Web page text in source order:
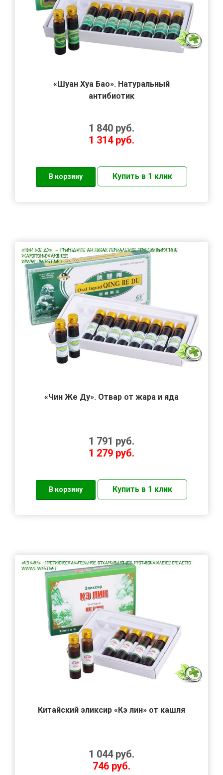
«Шуан Хуа Бао». Натуральный
антибиотик
1 840 руб.
1 314 руб.
«Чин Же Ду». Отвар от жара и яда
1 791 руб.
1 279 руб.
Китайский эликсир «Кэ лин» от кашля
1 044 руб.
746 руб.